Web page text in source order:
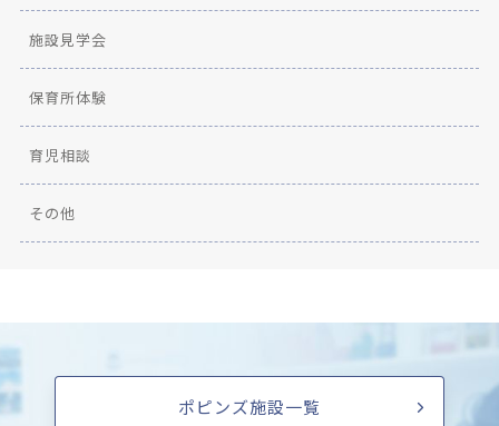
施設見学会
保育所体験
育児相談
その他
ポピンズ施設一覧